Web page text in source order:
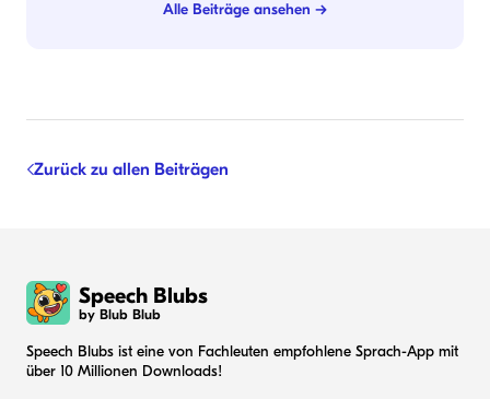
Alle Beiträge ansehen →
Zurück zu allen Beiträgen
Speech Blubs
by Blub Blub
Speech Blubs ist eine von Fachleuten empfohlene Sprach-App mit
über 10 Millionen Downloads!